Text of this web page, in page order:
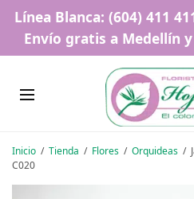
Línea Blanca: (604) 411
Envío gratis a Medellín
Inicio / Tienda / Flores / Orquideas /
C020